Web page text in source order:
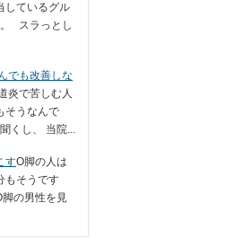
しているグル
スラっとし
でも改善しな
炎で苦しむ人
そうなんで
くし、 当院...
すO脚の人は
もそうです
の男性を見